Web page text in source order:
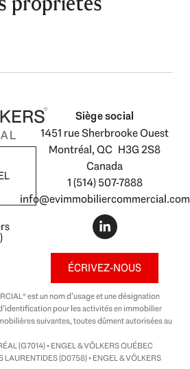
Siège social
1451 rue Sherbrooke Ouest
Montréal, QC H3G 2S8
Canada
1 (514) 507-7888
info@evimmobiliercommercial.com
L
i
n
k
e
d
i
n
-
i
ÉCRIVEZ-NOUS
est un nom d’usage et une désignation
pour les activités en immobilier
suivantes, toutes dûment autorisées au
(G7014) • ENGEL & VÖLKERS QUÉBEC
LAURENTIDES (D0758) • ENGEL & VÖLKERS